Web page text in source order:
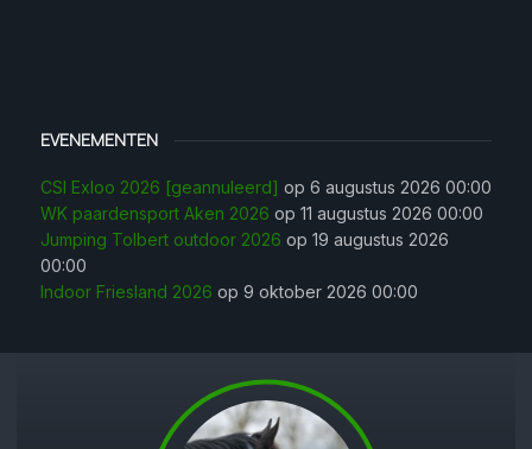
EVENEMENTEN
CSI Exloo 2026 [geannuleerd] op 6 augustus 2026 00:00
WK paardensport Aken 2026 op 11 augustus 2026 00:00
Jumping Tolbert outdoor 2026 op 19 augustus 2026
00:00
Indoor Friesland 2026 op 9 oktober 2026 00:00